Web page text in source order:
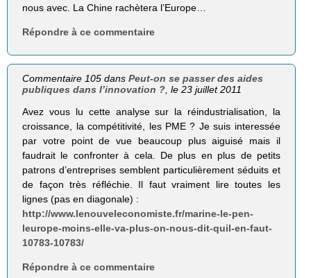
nous avec. La Chine rachètera l’Europe…
Répondre à ce commentaire
Commentaire 105 dansPeut-on se passer des aides
publiques dans l’innovation ?, le 23 juillet 2011
Avez vous lu cette analyse sur la réindustrialisation, la
croissance, la compétitivité, les PME ? Je suis interessée
par votre point de vue beaucoup plus aiguisé mais il
faudrait le confronter à cela. De plus en plus de petits
patrons d’entreprises semblent particulièrement séduits et
de façon très réfléchie. Il faut vraiment lire toutes les
lignes (pas en diagonale) :
http://www.lenouveleconomiste.fr/marine-le-pen-
leurope-moins-elle-va-plus-on-nous-dit-quil-en-faut-
10783-10783/
Répondre à ce commentaire